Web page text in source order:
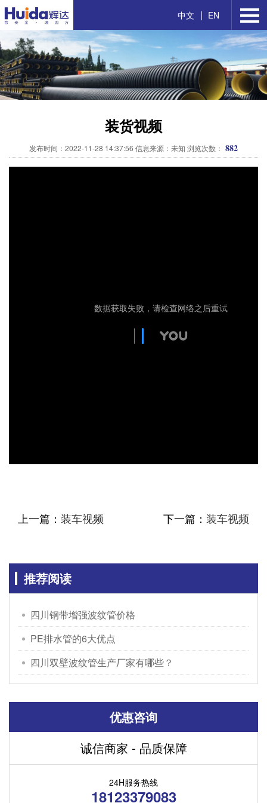
中文 | EN
装货视频
发布时间：2022-11-28 14:37:56 信息来源：未知 浏览次数： 882
上一篇： 装车视频 下一篇： 装车视频
推荐阅读
四川钢带增强波纹管价格
PE排水管的6大优点
四川双壁波纹管生产厂家有哪些？
优惠咨询
诚信商家 - 品质保障
24H服务热线
18123379083